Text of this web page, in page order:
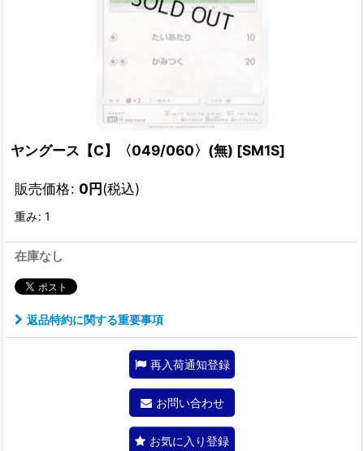
ヤングース【C】〈049/060〉(無) [SM1S]
販売価格: 0円(税込)
重み: 1
在庫なし
返品特約に関する重要事項
再入荷通知登録
お問い合わせ
お気に入り登録